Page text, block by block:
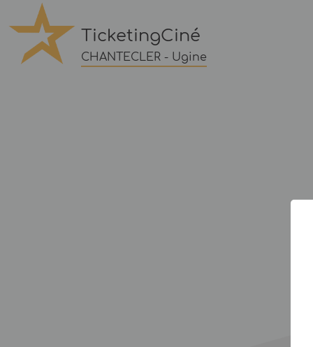
TicketingCiné
CHANTECLER - Ugine